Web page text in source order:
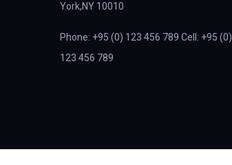
York,NY 10010
Phone: +95 (0) 123 456 789 Cell: +95 (0)
123 456 789